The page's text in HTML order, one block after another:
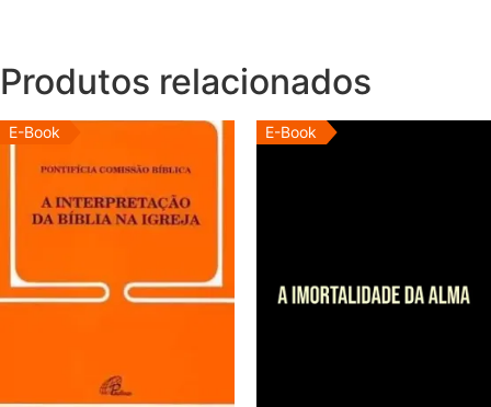
Produtos relacionados
E-Book E-Book